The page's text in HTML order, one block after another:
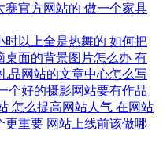
赛官方网站的 做一个家具
时以上全是热舞的 如何把
桌面的背景图片怎么办 有
品网站的文章中心怎么写
个好的摄影网站要有作品
怎么提高网站人气 在网站
更重要 网站上线前该做哪